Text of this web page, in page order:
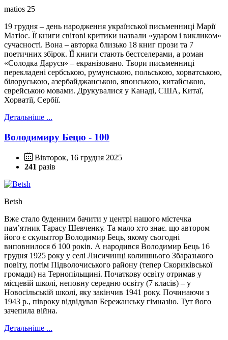
matios 25
19 грудня – день народження української письменниці Марії
Матіос. Її книги світові критики назвали «ударом і викликом»
сучасності. Вона – авторка близько 18 книг прози та 7
поетичних збірок. ЇЇ книги стають бестселерами, а роман
«Солодка Даруся» – екранізовано. Твори письменниці
перекладені сербською, румунською, польською, хорватською,
білоруською, азербайджанською, японською, китайською,
єврейською мовами. Друкувалися у Канаді, США, Китаї,
Хорватії, Сербії.
Детальніше ...
Володимиру Бецю - 100
Вівторок, 16 грудня 2025
241 разів
Betsh
Вже стало буденним бачити у центрі нашого містечка
пам’ятник Тарасу Шевченку. Та мало хто знає. що автором
його є скульптор Володимир Бець, якому сьогодні
виповнилося б 100 років. А народився Володимир Бець 16
грудня 1925 року у селі Лисичинці колишнього Збаразького
повіту, потім Підволочиського району (тепер Скориківської
громади) на Тернопільщині. Початкову освіту отримав у
місцевій школі, неповну середню освіту (7 класів) – у
Новосільській школі, яку закінчив 1941 року. Починаючи з
1943 р., півроку відвідував Бережанську гімназію. Тут його
зачепила війна.
Детальніше ...